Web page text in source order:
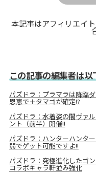
本記事はアフィリエイ
この記事の編集者は
パズドラ：プラマラは降臨
恩恵で＋タマゴが確定!?
パズドラ：水着姿の闇ヴァ
ント（前半）開催!!
パズドラ：ハンターハンタ
弱でゲット可能ですよ!!
パズドラ：究極進化したゴ
コラボキャラ軒並み強化